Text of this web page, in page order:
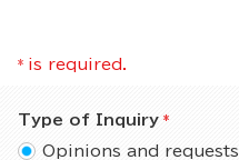
* is required.
Type of Inquiry
Opinions and requests